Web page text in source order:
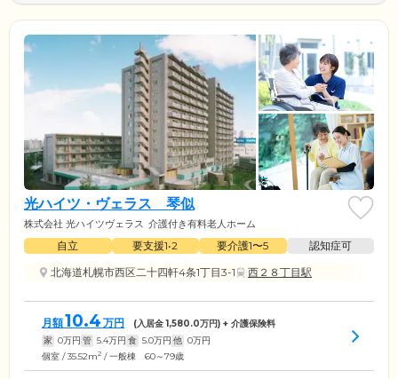
光ハイツ・ヴェラス 琴似
株式会社 光ハイツヴェラス 介護付き有料老人ホーム
自立 要支援1•2 要介護1〜5
認知症可
北海道札幌市西区二十四軒4条1丁目3-1
西２８丁目駅
月額10.4 万円 (入居金1,580.0万円) + 介護保険料
家 0万円 管 5.4万円 食 5.0万円 他 0万円
個室 / 35.52m2 / 一般棟 60～79歳